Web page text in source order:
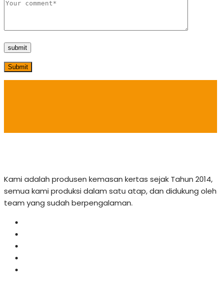
Submit
Kami adalah produsen kemasan kertas sejak Tahun 2014,
semua kami produksi dalam satu atap, dan didukung oleh
team yang sudah berpengalaman.